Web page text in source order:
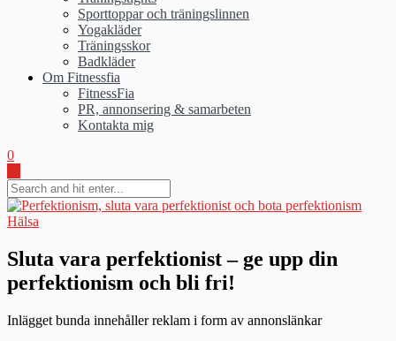
Sporttoppar och träningslinnen
Yogakläder
Träningsskor
Badkläder
Om Fitnessfia
FitnessFia
PR, annonsering & samarbeten
Kontakta mig
0
Hälsa
Sluta vara perfektionist – ge upp din
perfektionism och bli fri!
Inlägget bunda innehåller reklam i form av annonslänkar